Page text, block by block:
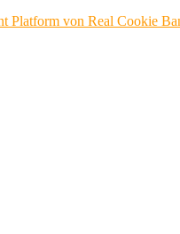
Platform von Real Cookie